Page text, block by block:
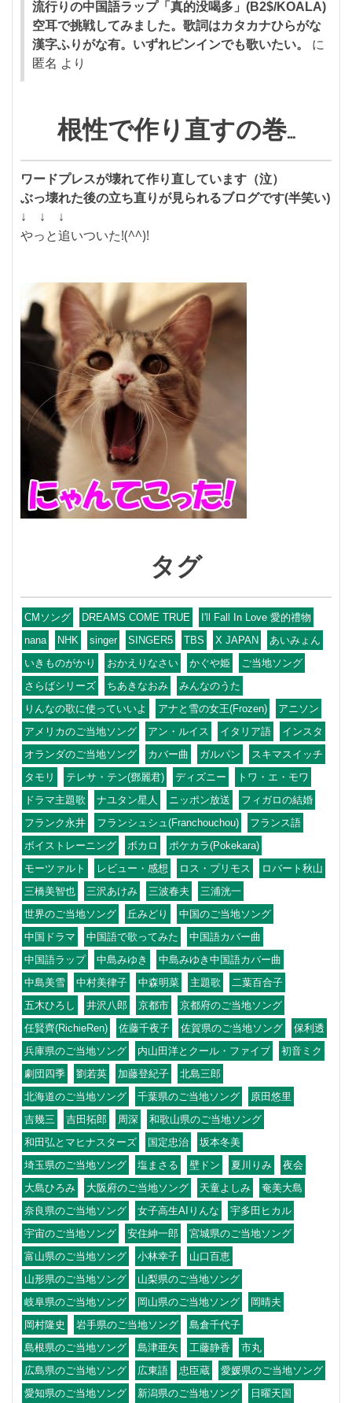
流行りの中国語ラップ「真的没喝多」(B2$/KOALA)
空耳で挑戦してみました。歌詞はカタカナひらがな
漢字ふりがな有。いずれピンインでも歌いたい。
に
匿名 より
根性で作り直すの巻…
ワードプレスが壊れて作り直しています（泣）
ぶっ壊れた後の立ち直りが見られるブログです(半笑い)
↓ ↓ ↓
やっと追いついた!(^^)!
タグ
CMソング DREAMS COME TRUE
I'll Fall In Love 愛的禮物
nana
NHK singer SINGER5 TBS X JAPAN
あいみょん
いきものがかり
おかえりなさい かぐや姫
ご当地ソング
さらばシリーズ
ちあきなおみ
みんなのうた
りんなの歌に使っていいよ
アナと雪の女王(Frozen)
アニソン
アメリカのご当地ソング
アン・ルイス イタリア語
インスタ
オランダのご当地ソング
カバー曲 ガルパン
スキマスイッチ
タモリ
テレサ・テン(鄧麗君) ディズニー
トワ・エ・モワ
ドラマ主題歌
ナユタン星人 ニッポン放送
フィガロの結婚
フランク永井
フランシュシュ(Franchouchou)
フランス語
ボイストレーニング
ボカロ
ポケカラ(Pokekara)
モーツァルト
レビュー・感想 ロス・プリモス
ロバート秋山
三橋美智也
三沢あけみ 三波春夫
三浦洸一
世界のご当地ソング
丘みどり
中国のご当地ソング
中国ドラマ
中国語で歌ってみた
中国語カバー曲
中国語ラップ
中島みゆき
中島みゆき中国語カバー曲
中島美雪
中村美律子 中森明菜 主題歌
二葉百合子
五木ひろし
井沢八郎 京都市
京都府のご当地ソング
任賢齊(RichieRen)
佐藤千夜子 佐賀県のご当地ソング
保利透
兵庫県のご当地ソング
内山田洋とクール・ファイブ
初音ミク
劇団四季
劉若英 加藤登紀子
北島三郎
北海道のご当地ソング
千葉県のご当地ソング
原田悠里
吉幾三
吉田拓郎 周深
和歌山県のご当地ソング
和田弘とマヒナスターズ
国定忠治
坂本冬美
埼玉県のご当地ソング
塩まさる 壁ドン 夏川りみ
夜会
大島ひろみ
大阪府のご当地ソング 天童よしみ
奄美大島
奈良県のご当地ソング
女子高生AIりんな
宇多田ヒカル
宇宙のご当地ソング
安住紳一郎
宮城県のご当地ソング
富山県のご当地ソング
小林幸子
山口百恵
山形県のご当地ソング
山梨県のご当地ソング
岐阜県のご当地ソング
岡山県のご当地ソング
岡晴夫
岡村隆史
岩手県のご当地ソング
島倉千代子
島根県のご当地ソング
島津亜矢 工藤静香
市丸
広島県のご当地ソング
広東語 忠臣蔵
愛媛県のご当地ソング
愛知県のご当地ソング
新潟県のご当地ソング
日曜天国